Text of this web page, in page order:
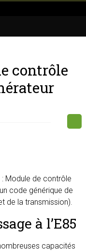
contrôle
Module de contrôle
code générique de
de la transmission).
à l’E85
capacités